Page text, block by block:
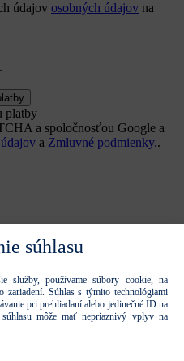
súhlasu
služby, používame súbory cookie, na
zariadení. Súhlas s týmito technológiami
pri prehliadaní alebo jedinečné ID na
môže mať nepriaznivý vplyv na
údajov osobných údajov na
platby
a spoločnosťou Google a
a Zmluvné podmienky..